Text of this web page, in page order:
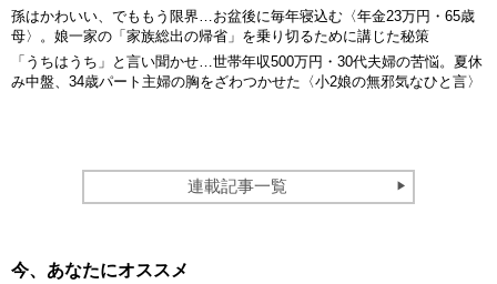
孫はかわいい、でももう限界…お盆後に毎年寝込む〈年金23万円・65歳
母〉。娘一家の「家族総出の帰省」を乗り切るために講じた秘策
「うちはうち」と言い聞かせ…世帯年収500万円・30代夫婦の苦悩。夏休
み中盤、34歳パート主婦の胸をざわつかせた〈小2娘の無邪気なひと言〉
連載記事一覧
今、あなたにオススメ